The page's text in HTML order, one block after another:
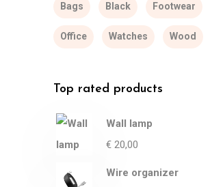
Bags Black Footwear
Office Watches Wood
Top rated products
Wall lamp
€20,00
Wire organizer